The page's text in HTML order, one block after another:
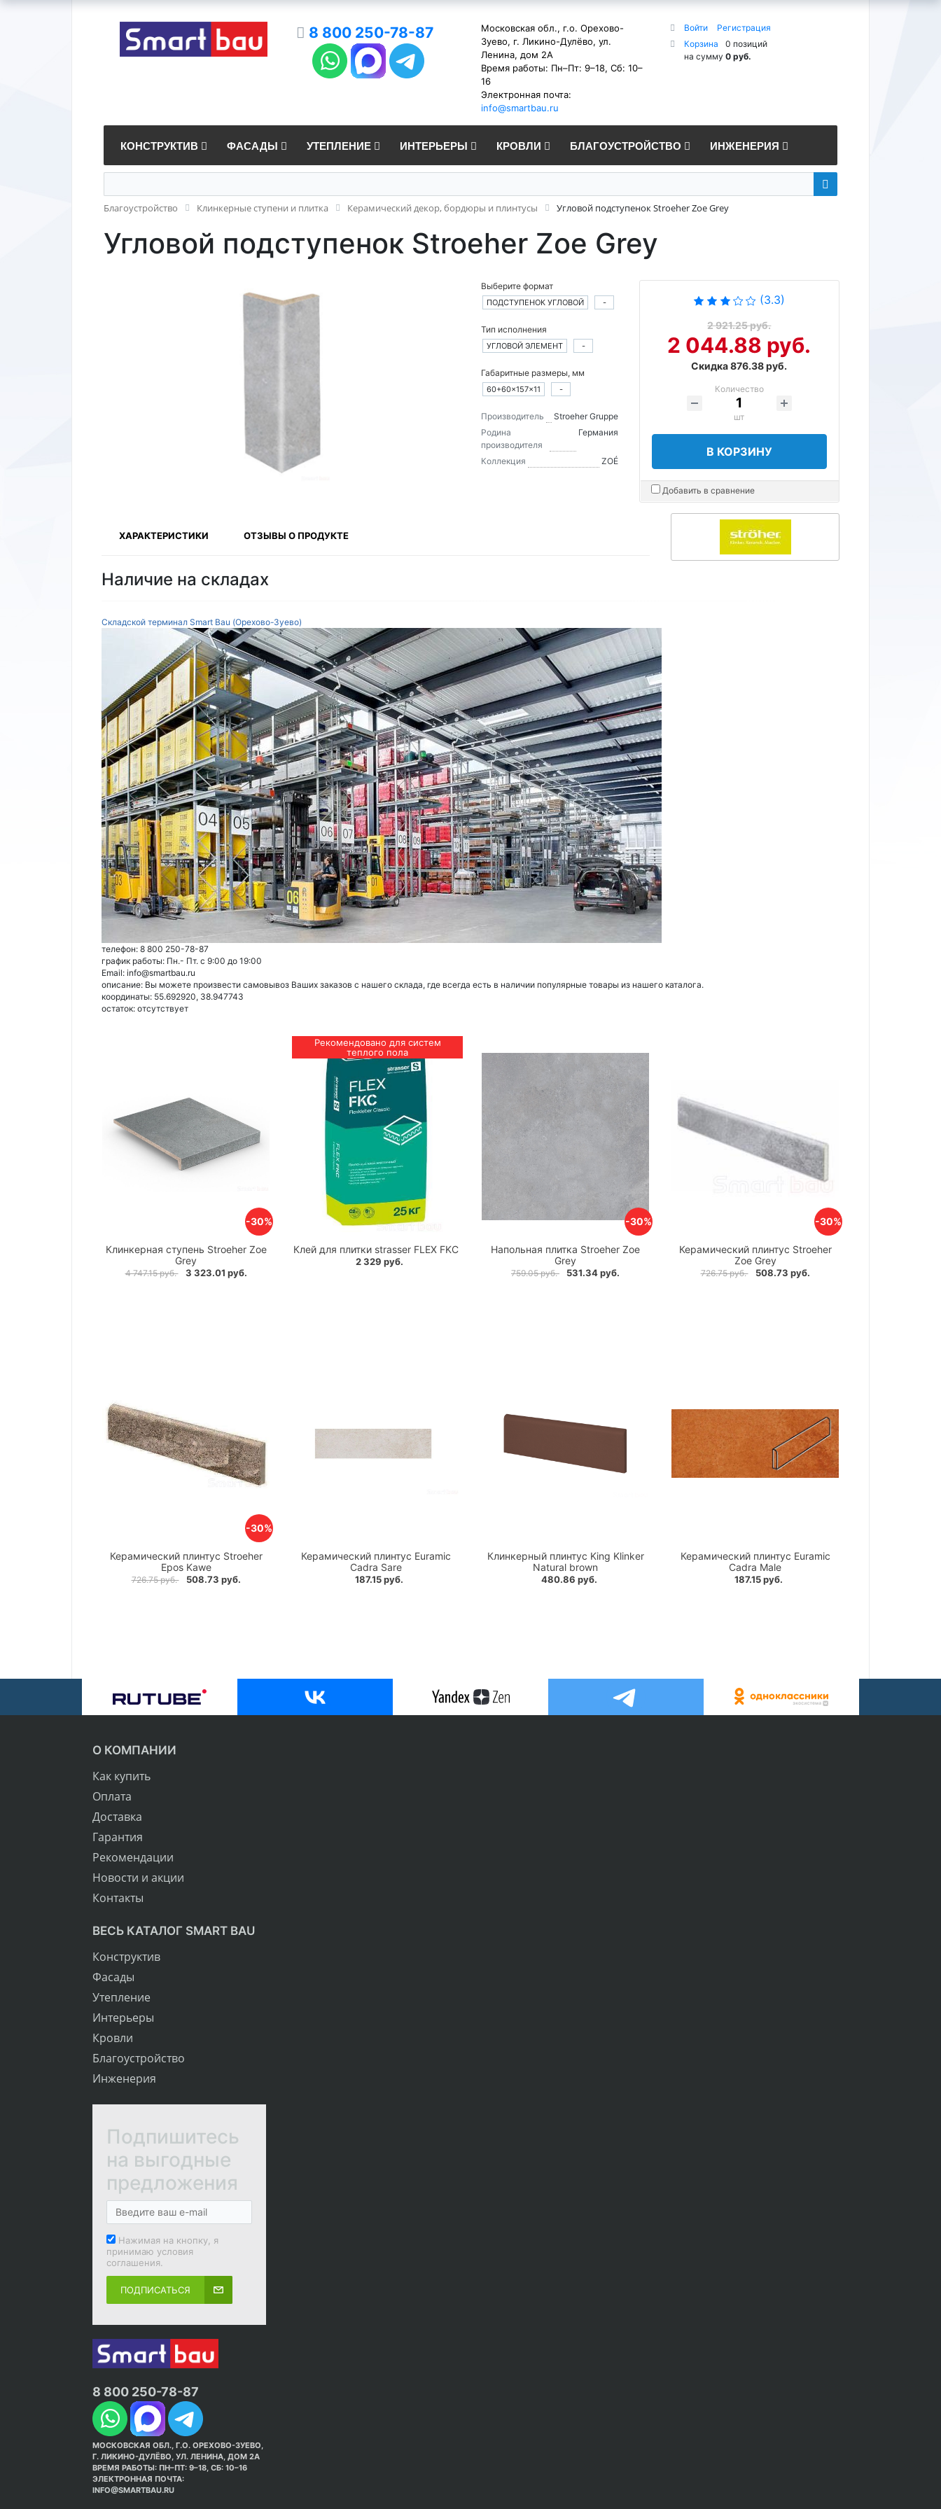
8 800 250-78-87
Московская обл., г.о. Орехово-
Зуево, г. Ликино-Дулёво, ул.
Ленина, дом 2А
Время работы: Пн–Пт: 9–18, Сб: 10–
16
Электронная почта:
info@smartbau.ru
Войти
Регистрация
Корзина
0 позиций
на сумму 0 руб.
КОНСТРУКТИВ ФАСАДЫ УТЕПЛЕНИЕ ИНТЕРЬЕРЫ КРОВЛИ БЛАГОУСТРОЙСТВО ИНЖЕНЕРИЯ
Благоустройство Клинкерные ступени и плитка Керамический декор, бордюры и плинтусы Угловой подступенок Stroeher Zoe Grey
Угловой подступенок Stroeher Zoe Grey
Выберите формат
ПОДСТУПЕНОК УГЛОВОЙ -
Тип исполнения
УГЛОВОЙ ЭЛЕМЕНТ -
Габаритные размеры, мм
60+60×157×11 -
Производитель
Stroeher Gruppe
Родина
производителя
Германия
Коллекция ZOÉ
(3.3)
2 921.25 руб.
2 044.88 руб.
Скидка 876.38 руб.
Количество
шт
В КОРЗИНУ
Добавить в сравнение
ХАРАКТЕРИСТИКИ ОТЗЫВЫ О ПРОДУКТЕ
Наличие на складах
Складской терминал Smart Bau (Орехово-Зуево)
телефон: 8 800 250-78-87
график работы: Пн.- Пт. с 9:00 до 19:00
Email: info@smartbau.ru
описание: Вы можете произвести самовывоз Ваших заказов с нашего склада, где всегда есть в наличии популярные товары из нашего каталога.
координаты: 55.692920, 38.947743
остаток: отсутствует
-30%
Клинкерная ступень Stroeher Zoe
Grey
4 747.15 руб. 3 323.01 руб.
Рекомендовано для систем
теплого пола
Клей для плитки strasser FLEX FKC
2 329 руб.
-30%
Напольная плитка Stroeher Zoe
Grey
759.05 руб. 531.34 руб.
-30%
Керамический плинтус Stroeher
Zoe Grey
726.75 руб. 508.73 руб.
-30%
Керамический плинтус Stroeher
Epos Kawe
726.75 руб. 508.73 руб.
Керамический плинтус Euramic
Cadra Sare
187.15 руб.
Клинкерный плинтус King Klinker
Natural brown
480.86 руб.
Керамический плинтус Euramic
Cadra Male
187.15 руб.
О КОМПАНИИ
Как купить
Оплата
Доставка
Гарантия
Рекомендации
Новости и акции
Контакты
ВЕСЬ КАТАЛОГ SMART BAU
Конструктив
Фасады
Утепление
Интерьеры
Кровли
Благоустройство
Инженерия
Подпишитесь
на выгодные
предложения
Нажимая на кнопку, я
принимаю условия
соглашения.
ПОДПИСАТЬСЯ
8 800 250-78-87
МОСКОВСКАЯ ОБЛ., Г.О. ОРЕХОВО-ЗУЕВО,
Г. ЛИКИНО-ДУЛЁВО, УЛ. ЛЕНИНА, ДОМ 2А
ВРЕМЯ РАБОТЫ: ПН–ПТ: 9–18, СБ: 10–16
ЭЛЕКТРОННАЯ ПОЧТА:
INFO@SMARTBAU.RU